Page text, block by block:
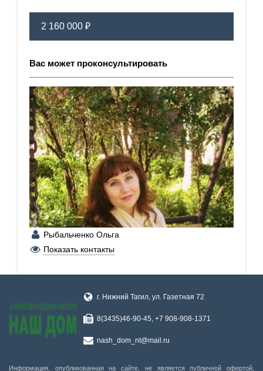
2 160 000 ₽
Вас может проконсультировать
Рыбальченко Ольга
+7 (967) 541-74-32
Показать контакты
г. Нижний Тагил, ул. Газетная 72
8(3435)46-90-45, +7 908-908-1371
nash_dom_nt@mail.ru
Информация, опубликованная на сайте, не является публичной офертой,